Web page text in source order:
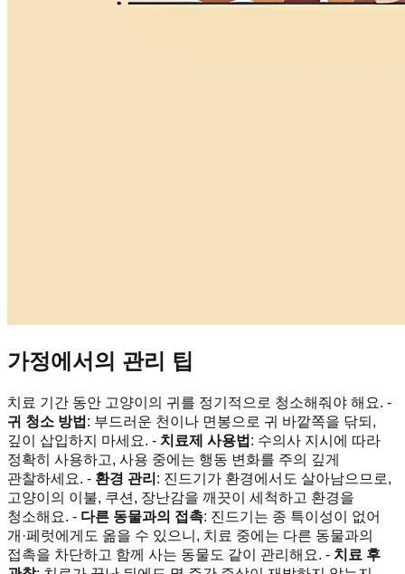
가정에서의 관리 팁
치료 기간 동안 고양이의 귀를 정기적으로 청소해줘야 해요. -
귀 청소 방법 : 부드러운 천이나 면봉으로 귀 바깥쪽을 닦되,
깊이 삽입하지 마세요. - 치료제 사용법 : 수의사 지시에 따라
정확히 사용하고, 사용 중에는 행동 변화를 주의 깊게
관찰하세요. - 환경 관리 : 진드기가 환경에서도 살아남으므로,
고양이의 이불, 쿠션, 장난감을 깨끗이 세척하고 환경을
청소해요. - 다른 동물과의 접촉: 진드기는 종 특이성이 없어
개·페럿에게도 옮을 수 있으니, 치료 중에는 다른 동물과의
접촉을 차단하고 함께 사는 동물도 같이 관리해요. - 치료 후